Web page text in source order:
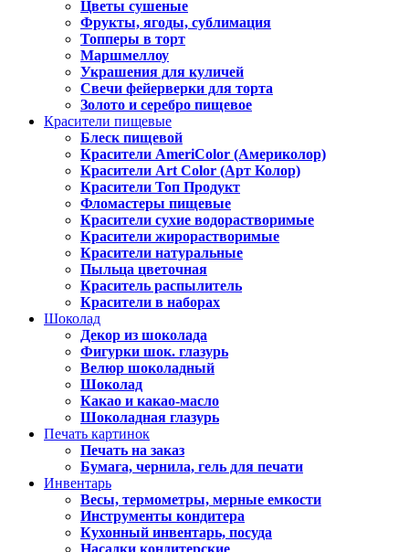
Цветы сушеные
Фрукты, ягоды, сублимация
Топперы в торт
Маршмеллоу
Украшения для куличей
Свечи фейерверки для торта
Золото и серебро пищевое
Красители пищевые
Блеск пищевой
Красители AmeriColor (Америколор)
Красители Art Color (Арт Колор)
Красители Топ Продукт
Фломастеры пищевые
Красители сухие водорастворимые
Красители жирорастворимые
Красители натуральные
Пыльца цветочная
Краситель распылитель
Красители в наборах
Шоколад
Декор из шоколада
Фигурки шок. глазурь
Велюр шоколадный
Шоколад
Какао и какао-масло
Шоколадная глазурь
Печать картинок
Печать на заказ
Бумага, чернила, гель для печати
Инвентарь
Весы, термометры, мерные емкости
Инструменты кондитера
Кухонный инвентарь, посуда
Насадки кондитерские